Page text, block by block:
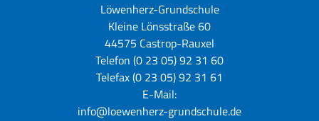
Löwenherz-Grundschule
Kleine Lönsstraße 60
44575 Castrop-Rauxel
Telefon (0 23 05) 92 31 60
Telefax (0 23 05) 92 31 61
E-Mail:
info@loewenherz-grundschule.de